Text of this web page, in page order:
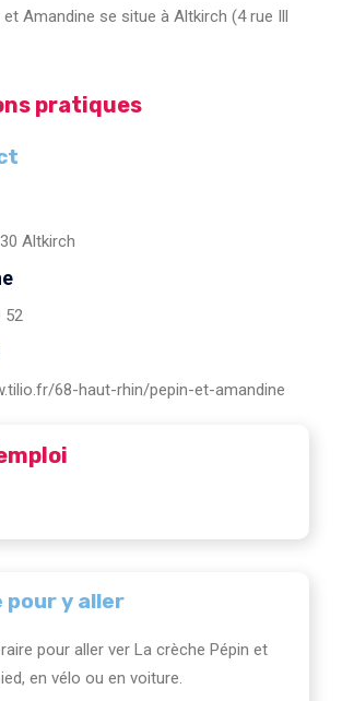
Amandine se situe à Altkirch (4 rue Ill
pratiques
Altkirch
52
68-haut-rhin/pepin-et-amandine
y aller
pour aller ver La crèche Pépin et
en vélo ou en voiture.